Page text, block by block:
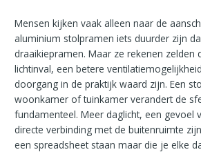
Mensen kijken vaak alleen naar de
aluminium stolpramen iets duurder zijn
draaikiepramen. Maar ze rekenen zelden
lichtinval, een betere
doorgang in de praktijk waard zijn. Een
woonkamer of tuinkamer verandert de
fundamenteel. Meer daglicht, een gevoel
directe verbinding met de buitenruimte
een spreadsheet staan maar die je elke